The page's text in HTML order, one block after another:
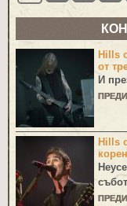
Hills
от
И
Hills